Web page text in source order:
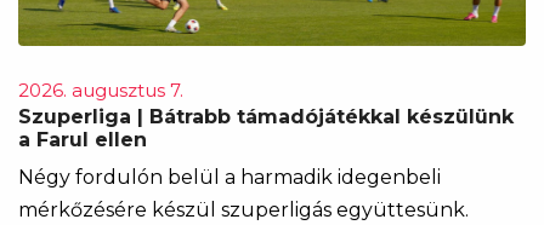
2026. augusztus 7.
Szuperliga | Bátrabb támadójátékkal készülünk
a Farul ellen
Négy fordulón belül a harmadik idegenbeli
mérkőzésére készül szuperligás együttesünk.